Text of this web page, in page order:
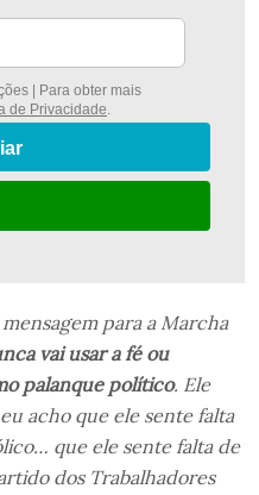
| Para obter mais
de Privacidade
para a Marcha
vai usar a fé ou
palanque político. Ele
acho que ele sente falta
que ele sente falta de
dos Trabalhadores